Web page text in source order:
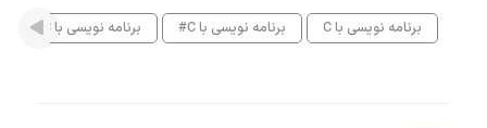
برنامه نویسی با C
برنامه نویسی با C# برنامه نویسی با C++